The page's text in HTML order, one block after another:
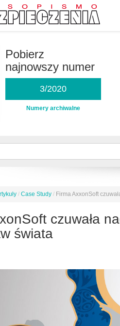
Pobierz
najnowszy numer
3/2020
Numery archiwalne
/ Case Study / Firma AxxonSoft
czuwała
świata